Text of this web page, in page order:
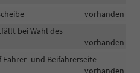
vorhanden
bei Wahl des
vorhanden
und Beifahrerseite
vorhanden